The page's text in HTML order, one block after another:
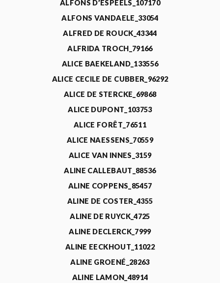
ALFONS D’ESPEELS_107170
ALFONS VANDAELE_33054
ALFRED DE ROUCK_43344
ALFRIDA TROCH_79166
ALICE BAEKELAND_133556
ALICE CECILE DE CUBBER_96292
ALICE DE STERCKE_69868
ALICE DUPONT_103753
ALICE FORÊT_76511
ALICE NAESSENS_70559
ALICE VAN INNES_3159
ALINE CALLEBAUT_88536
ALINE COPPENS_85457
ALINE DE COSTER_4355
ALINE DE RUYCK_4725
ALINE DECLERCK_7999
ALINE EECKHOUT_11022
ALINE GROENÉ_28263
ALINE LAMON_48914